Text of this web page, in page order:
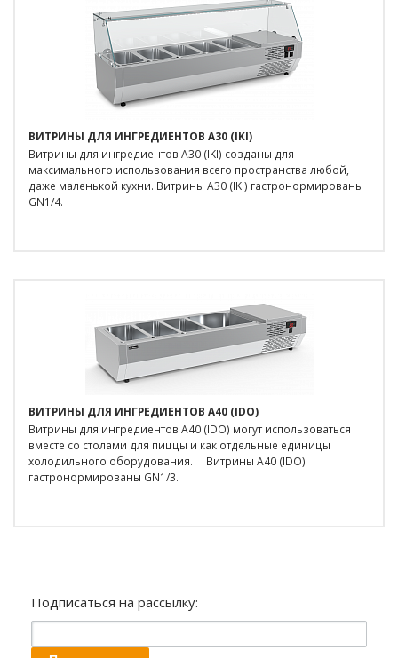
ВИТРИНЫ ДЛЯ ИНГРЕДИЕНТОВ A30 (IKI)
Витрины для ингредиентов A30 (IKI) созданы для
максимального использования всего пространства любой,
даже маленькой кухни. Витрины A30 (IKI) гастронормированы
GN1/4.
ВИТРИНЫ ДЛЯ ИНГРЕДИЕНТОВ A40 (IDO)
Витрины для ингредиентов A40 (IDO) могут использоваться
вместе со столами для пиццы и как отдельные единицы
холодильного оборудования. Витрины A40 (IDO)
гастронормированы GN1/3.
Подписаться на рассылку: